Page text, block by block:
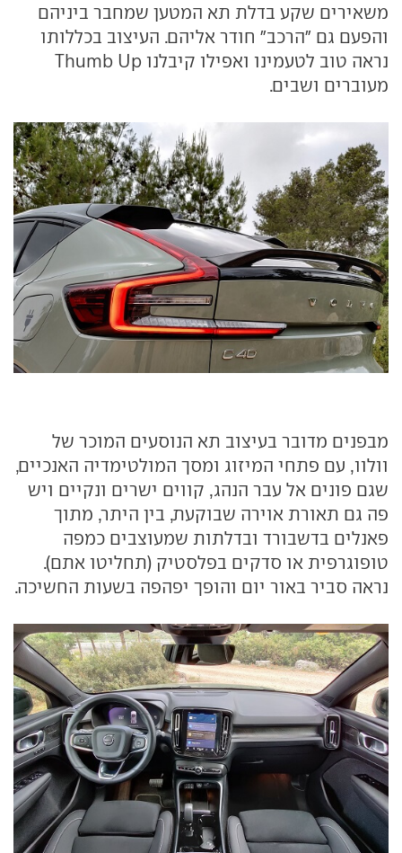
משאירים שקע בדלת תא המטען שמחבר ביניהם
והפעם גם "הרכב" חודר אליהם. העיצוב בכללותו
נראה טוב לטעמינו ואפילו קיבלנו Thumb Up
מעוברים ושבים.
מבפנים מדובר בעיצוב תא הנוסעים המוכר של
וולוו, עם פתחי המיזוג ומסך המולטימדיה האנכיים,
שגם פונים אל עבר הנהג, קווים ישרים ונקיים ויש
פה גם תאורת אוירה שבוקעת, בין היתר, מתוך
פאנלים בדשבורד ובדלתות שמעוצבים כמפה
טופוגרפית או סדקים בפלסטיק (תחליטו אתם).
נראה סביר באור יום והופך יפהפה בשעות החשיכה.